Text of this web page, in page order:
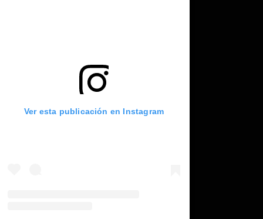
Ver esta publicación en Instagram